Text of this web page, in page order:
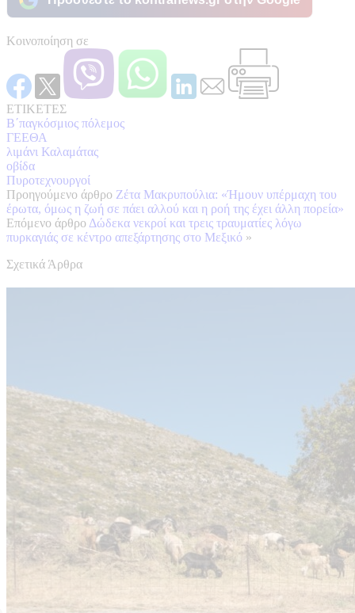
Κοινοποίηση σε
ΕΤΙΚΕΤΕΣ
Β΄παγκόσμιος πόλεμος
ΓΕΕΘΑ
λιμάνι Καλαμάτας
οβίδα
Πυροτεχνουργοί
Προηγούμενο άρθρο Ζέτα Μακρυπούλια: «Ήμουν υπέρμαχη του
έρωτα, όμως η ζωή σε πάει αλλού και η ροή της έχει άλλη πορεία»
Επόμενο άρθρο Δώδεκα νεκροί και τρεις τραυματίες λόγω
πυρκαγιάς σε κέντρο απεξάρτησης στο Μεξικό »
Σχετικά Άρθρα